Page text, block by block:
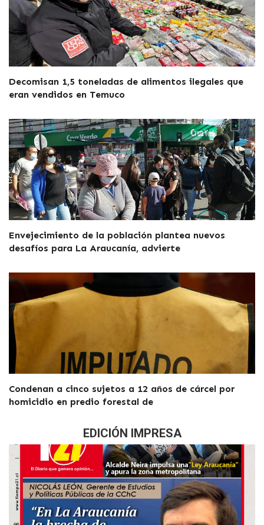
Decomisan 1,5 toneladas de alimentos ilegales que
eran vendidos en Temuco
Envejecimiento de la población plantea nuevos
desafíos para La Araucanía, advierte
Condenan a cinco sujetos a 12 años de cárcel por
homicidio en predio forestal de
EDICIÓN IMPRESA